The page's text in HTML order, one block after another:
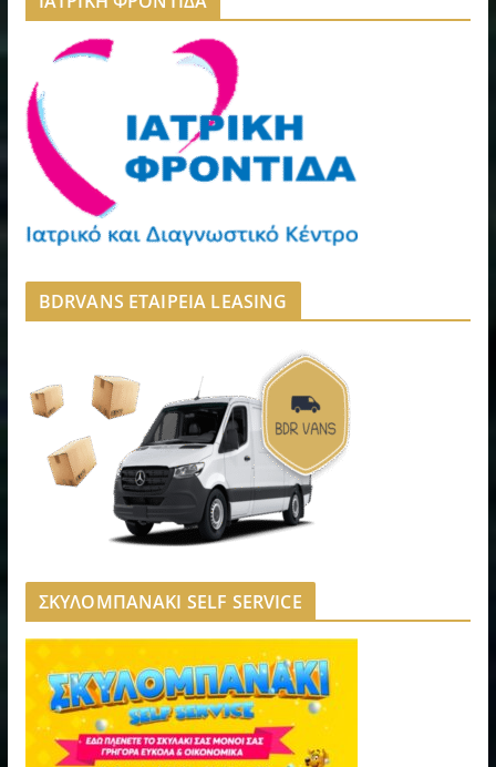
BDRVANS ΕΤΑΙΡΕΙΑ LEASING
ΣΚΥΛΟΜΠΑΝΑΚΙ SELF SERVICE